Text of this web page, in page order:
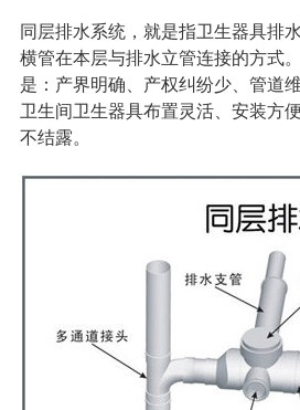
同层排水系统，就是指卫生器具排
横管在本层与排水立管连接的方式
是：产界明确、产权纠纷少、管道
卫生间卫生器具布置灵活、安装方
不结露。